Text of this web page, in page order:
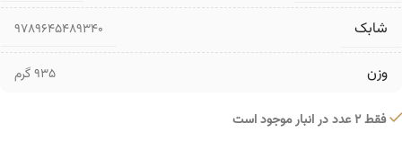
شابک 9789645489340
وزن 935 گرم
فقط 2 عدد در انبار موجود است